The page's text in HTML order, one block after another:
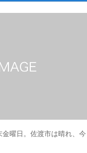
曜日。佐渡市は晴れ、今